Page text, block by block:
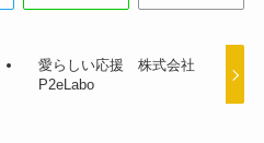
愛らしい応援 株式会社
P2eLabo